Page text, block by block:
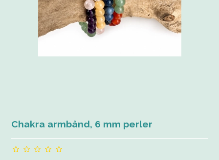
Chakra armbånd, 6 mm perler